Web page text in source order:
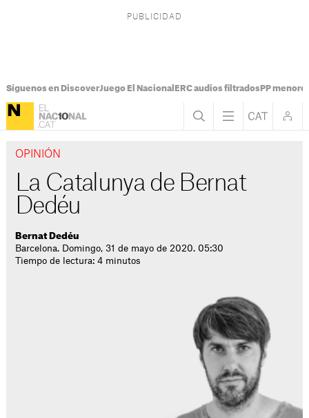
Síguenos en DiscoverJuego El Nacional ERC audios filtradosPP
OPINIÓN
La Catalunya de Bernat
Dedéu
Bernat Dedéu
Barcelona. Domingo, 31 de mayo de 2020. 05:30
Tiempo de lectura: 4 minutos